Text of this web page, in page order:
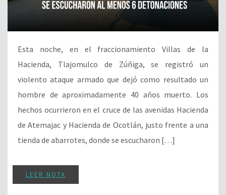
Esta noche, en el fraccionamiento Villas de la
Hacienda, Tlajomulco de Zúñiga, se registró un
violento ataque armado que dejó como resultado un
hombre de aproximadamente 40 años muerto. Los
hechos ocurrieron en el cruce de las avenidas Hacienda
de Atemajac y Hacienda de Ocotlán, justo frente a una
tienda de abarrotes, donde se escucharon […]
LEER NOTA